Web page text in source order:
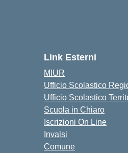
Link Esterni
MIUR
Ufficio Scolastico
Ufficio Scolastico
Scuola in Chiaro
Iscrizioni On Line
Invalsi
Comune